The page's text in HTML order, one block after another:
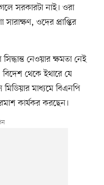
সরকারটা নাই। ওরা
ওদের প্রাপ্তির
নেওয়ার ক্ষমতা নেই
থেকে ইথারে যে
মাধ্যমে বিএনপি
কার্যকর করছেন।